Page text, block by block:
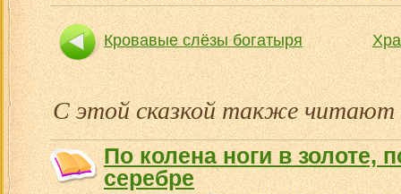
Кровавые слёзы богатыря
С этой сказкой также читают
По колена ноги в золоте,
серебре